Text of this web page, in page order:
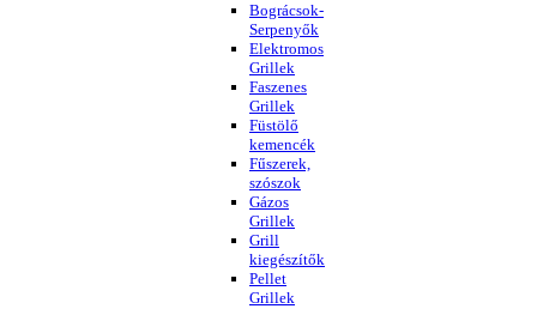
Bográcsok-
Serpenyők
Elektromos
Grillek
Faszenes
Grillek
Füstölő
kemencék
Fűszerek,
szószok
Gázos
Grillek
Grill
kiegészítők
Pellet
Grillek